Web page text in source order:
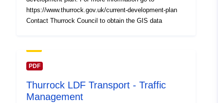
https://www.thurrock.gov.uk/current-development-plan
Contact Thurrock Council to obtain the GIS data
PDF
Thurrock LDF Transport - Traffic
Management